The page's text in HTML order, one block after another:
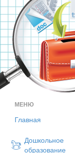
МЕНЮ
Главная
Дошкольное
образование